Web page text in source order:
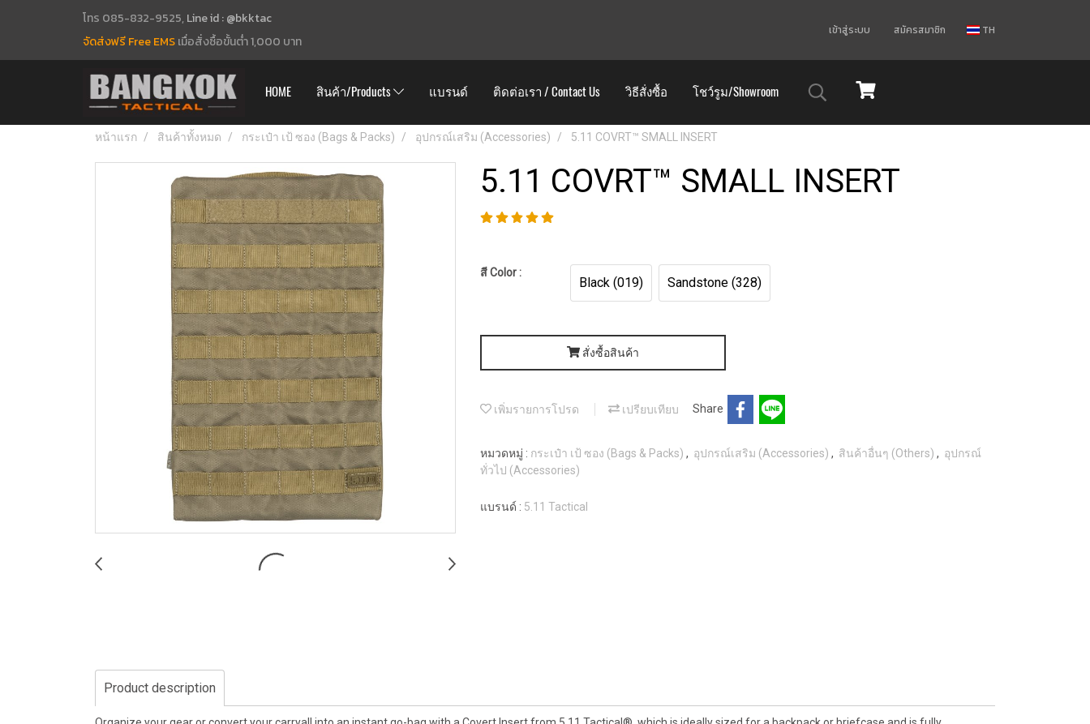
โทร 085-832-9525, Line id : @bkktac
จัดส่งฟรี Free EMSเมื่อสั่งซื้อขั้นต่ำ 1,000 บาท
เข้าสู่ระบบ สมัครสมาชิก TH
HOME สินค้า/Products แบรนด์ ติดต่อเรา / Contact Us วิธีสั่งซื้อ โชว์รูม/Showroom
หน้าแรก สินค้าทั้งหมด กระเป๋า เป้ ซอง (Bags & Packs) อุปกรณ์เสริม (Accessories) 5.11 COVRT™ SMALL INSERT
5.11 COVRT™ SMALL INSERT
สี Color :
Black (019) Sandstone (328)
สั่งซื้อสินค้า
เพิ่มรายการโปรด เปรียบเทียบ Share
หมวดหมู่ : กระเป๋า เป้ ซอง (Bags & Packs) , อุปกรณ์เสริม (Accessories) , สินค้าอื่นๆ (Others) , อุปกรณ์
ทั่วไป (Accessories)
แบรนด์ : 5.11 Tactical
Product description